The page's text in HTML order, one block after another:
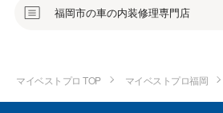
福岡市の車の内装修理専門店
マイベストプロ TOP マイベストプロ福岡